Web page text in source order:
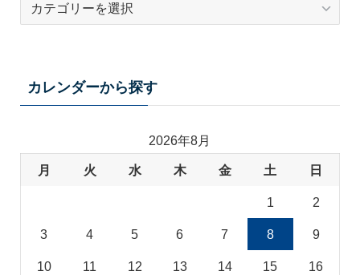
カレンダーから探す
2026年8月
月 火 水 木 金 土 日
1 2
3 4 5 6 7 8 9
10 11 12 13 14 15 16